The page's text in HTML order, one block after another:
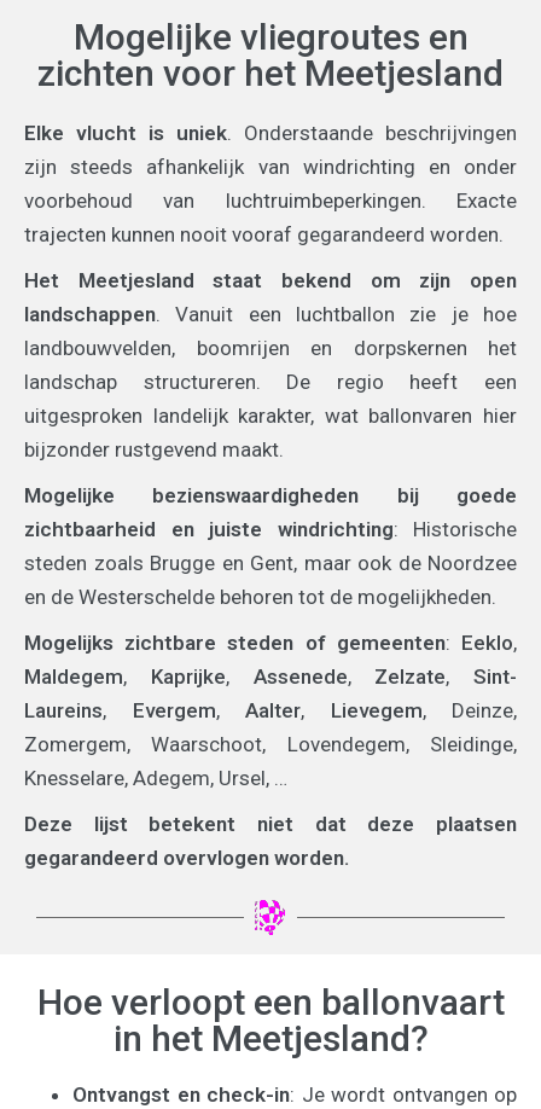
Mogelijke vliegroutes en
zichten voor het Meetjesland
Elke vlucht is uniek. Onderstaande beschrijvingen
zijn steeds afhankelijk van windrichting en onder
voorbehoud van luchtruimbeperkingen. Exacte
trajecten kunnen nooit vooraf gegarandeerd worden.
Het Meetjesland staat bekend om zijn open
landschappen. Vanuit een luchtballon zie je hoe
landbouwvelden, boomrijen en dorpskernen het
landschap structureren. De regio heeft een
uitgesproken landelijk karakter, wat ballonvaren hier
bijzonder rustgevend maakt.
Mogelijke bezienswaardigheden bij goede
zichtbaarheid en juiste windrichting: Historische
steden zoals Brugge en Gent, maar ook de Noordzee
en de Westerschelde behoren tot de mogelijkheden.
Mogelijks zichtbare steden of gemeenten: Eeklo,
Maldegem, Kaprijke, Assenede, Zelzate, Sint-
Laureins, Evergem, Aalter, Lievegem, Deinze,
Zomergem, Waarschoot, Lovendegem, Sleidinge,
Knesselare, Adegem, Ursel, …
Deze lijst betekent niet dat deze plaatsen
gegarandeerd overvlogen worden.
Hoe verloopt een ballonvaart
in het Meetjesland?
Ontvangst en check-in: Je wordt ontvangen op